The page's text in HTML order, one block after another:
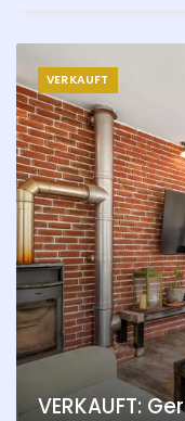
VERKAUFT
VERKAUFT: